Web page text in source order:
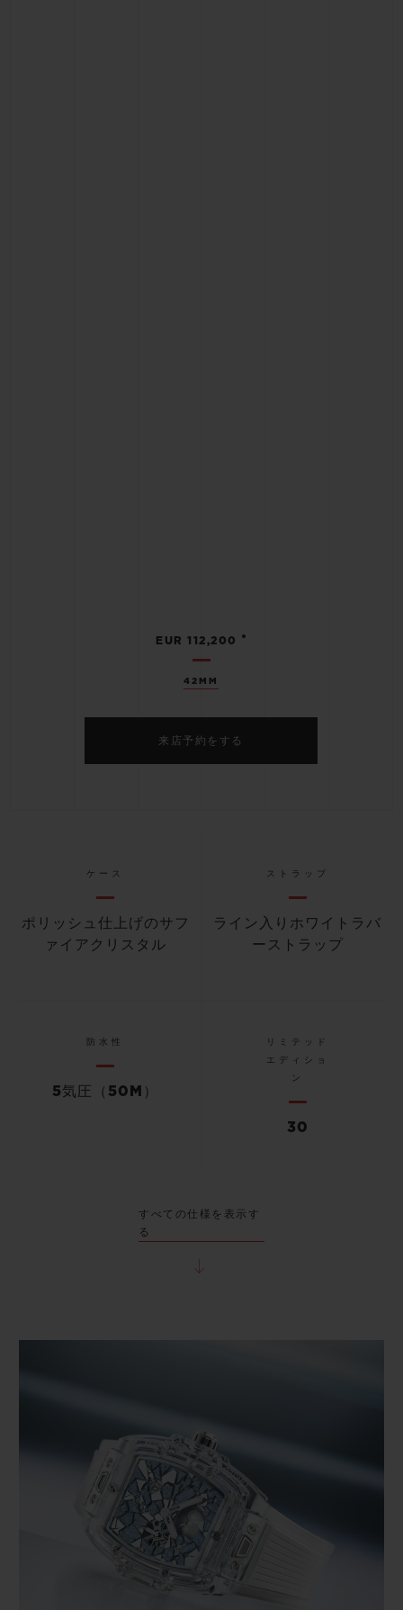
42MM
EUR 112,200 •
来店予約をする
ケース
ポリッシュ仕上げのサフ
ァイアクリスタル
ストラップ
ライン入りホワイトラバ
ーストラップ
防水性
5気圧（50M）
リミテッド
エディショ
ン
30
すべての仕様を表示す
る